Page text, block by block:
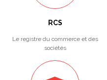
RCS
Le registre du commerce et des
sociétés